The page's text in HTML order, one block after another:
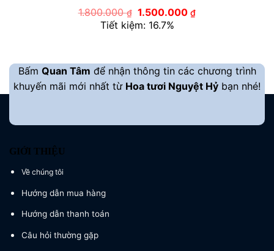
1.800.000₫ Giá
gốc
là:
1.500.000₫Giá
Tiết kiệm: 16.7%
Bấm Quan Tâm để nhận thông tin các chương trình
khuyến mãi mới nhất từ Hoa tươi Nguyệt Hỷ bạn nhé!
GIỚI THIỆU
Về chúng tôi
Hướng dẫn mua hàng
Hướng dẫn thanh toán
Câu hỏi thường gặp